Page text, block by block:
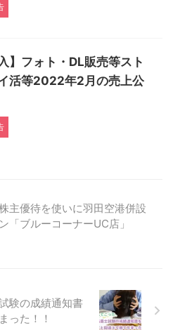
】フォト・DL販売等スト
活等2022年2月の売上公
主優待を使いに羽田空港併設
「ブルーコーナーUC店」
験の成績通知書
った！！